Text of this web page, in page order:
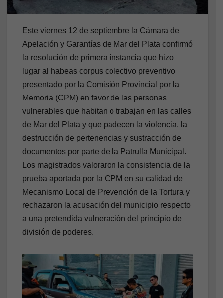
Este viernes 12 de septiembre la Cámara de
Apelación y Garantías de Mar del Plata confirmó
la resolución de primera instancia que hizo
lugar al habeas corpus colectivo preventivo
presentado por la Comisión Provincial por la
Memoria (CPM) en favor de las personas
vulnerables que habitan o trabajan en las calles
de Mar del Plata y que padecen la violencia, la
destrucción de pertenencias y sustracción de
documentos por parte de la Patrulla Municipal.
Los magistrados valoraron la consistencia de la
prueba aportada por la CPM en su calidad de
Mecanismo Local de Prevención de la Tortura y
rechazaron la acusación del municipio respecto
a una pretendida vulneración del principio de
división de poderes.